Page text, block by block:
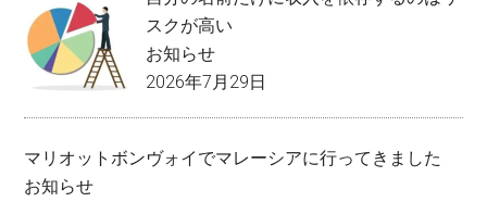
スクが高い
お知らせ
2026年7月29日
マリオットボンヴォイでマレーシアに行ってきました
お知らせ